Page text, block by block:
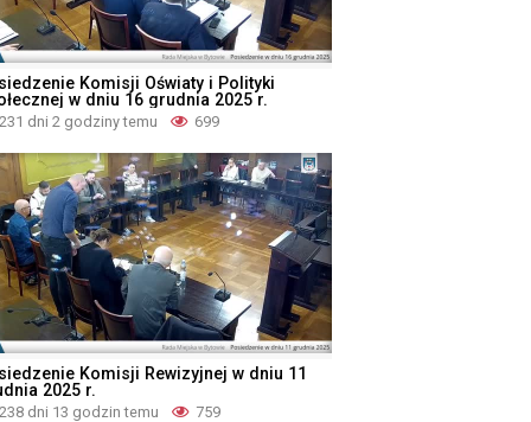
Komisji Oświaty i Polityki
w dniu 16 grudnia 2025 r.
231 dni 2 godziny temu 699
Komisji Rewizyjnej w dniu 11
2025 r.
238 dni 13 godzin temu 759